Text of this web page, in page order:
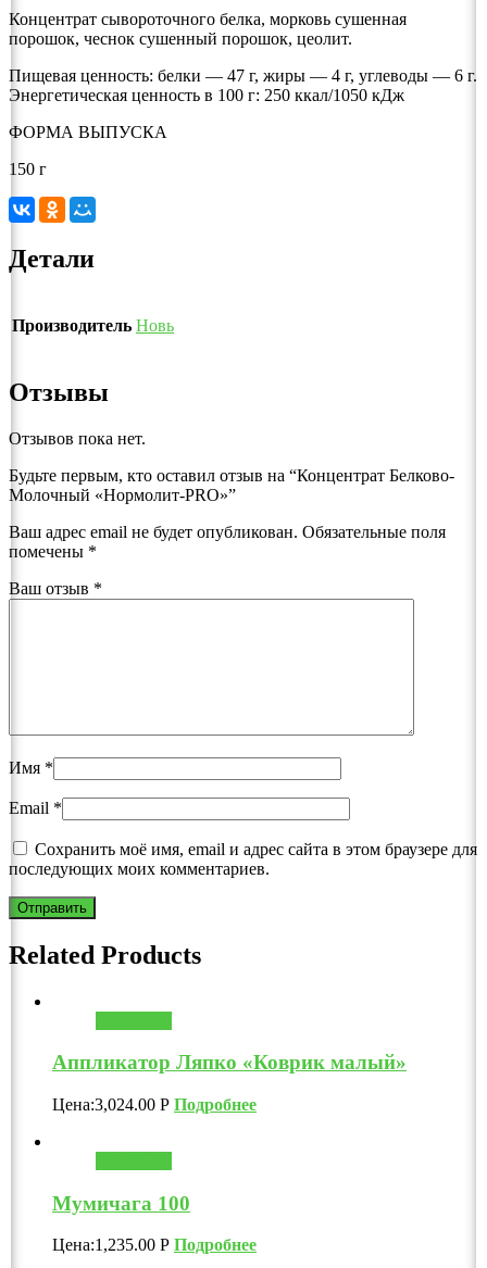
Концентрат сывороточного белка, морковь сушенная
порошок, чеснок сушенный порошок, цеолит.
Пищевая ценность: белки — 47 г, жиры — 4 г, углеводы — 6 г.
Энергетическая ценность в 100 г: 250 ккал/1050 кДж
ФОРМА ВЫПУСКА
150 г
Детали
Производитель Новь
Отзывы
Отзывов пока нет.
Будьте первым, кто оставил отзыв на “Концентрат Белково-
Молочный «Нормолит-PRO»”
Ваш адрес email не будет опубликован. Обязательные поля
помечены *
Ваш отзыв *
Имя *
Email *
Сохранить моё имя, email и адрес сайта в этом браузере для
последующих моих комментариев.
Related Products
Аппликатор Ляпко «Коврик малый»
Цена:3,024.00 Р Подробнее
Мумичага 100
Цена:1,235.00 Р Подробнее